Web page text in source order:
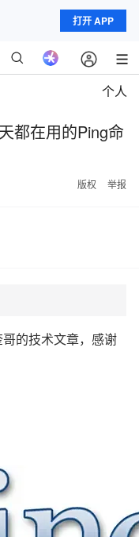
打开 APP
个人
都在用的Ping命
版权 举报
的技术文章，感谢